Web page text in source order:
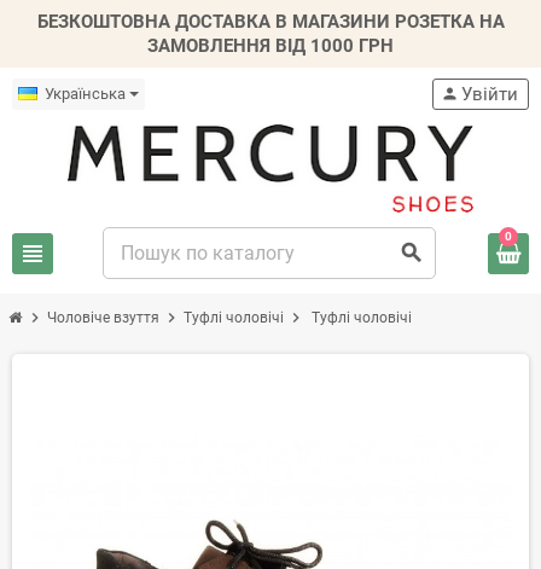
БЕЗКОШТОВНА ДОСТАВКА В МАГАЗИНИ РОЗЕТКА НА
ЗАМОВЛЕННЯ ВІД 1000 ГРН
Українська
view_headline search
person Увійти
0
chevron_right Чоловіче взуття chevron_right Туфлі чоловічі chevron_right Туфлі чоловічі